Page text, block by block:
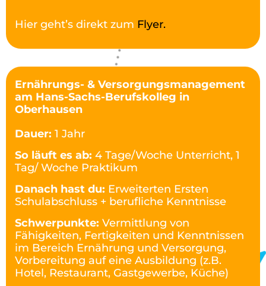
Hier geht’s direkt zum Flyer.
Ernährungs- & Versorgungsmanagement
am Hans-Sachs-Berufskolleg in
Oberhausen
Dauer: 1 Jahr
So läuft es ab: 4 Tage/Woche Unterricht, 1
Tag/ Woche Praktikum
Danach hast du: Erweiterten Ersten
Schulabschluss + berufliche Kenntnisse
Schwerpunkte: Vermittlung von
Fähigkeiten, Fertigkeiten und Kenntnissen
im Bereich Ernährung und Versorgung,
Vorbereitung auf eine Ausbildung (z.B.
Hotel, Restaurant, Gastgewerbe, Küche)